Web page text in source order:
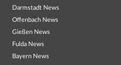
Darmstadt News
Offenbach News
Gießen News
Fulda News
Bayern News